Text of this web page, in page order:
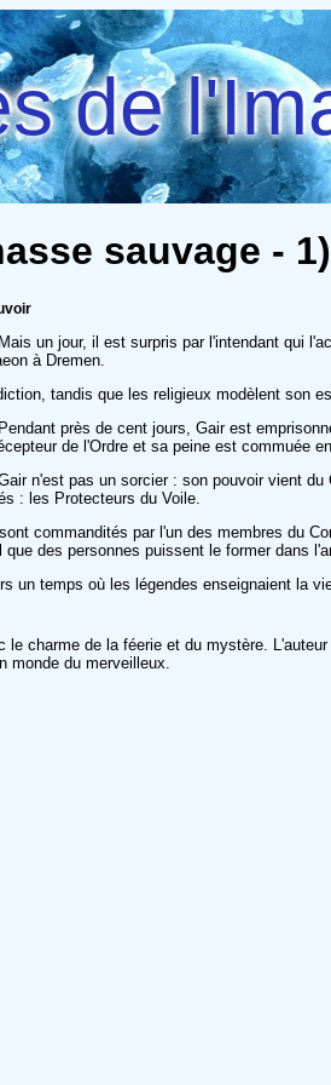
de
sauvage -
un jour, il est surpris par l'intendant qui
à Dremen.
tandis que les religieux modèlent son
près de cent jours, Gair est
de l'Ordre et sa peine est
n'est pas un sorcier : son pouvoir vient
: les Protecteurs du Voile.
commandités par l'un des membres du
des personnes puissent le former dans
un temps où les légendes enseignaient la
charme de la féerie et du mystère.
du merveilleux.